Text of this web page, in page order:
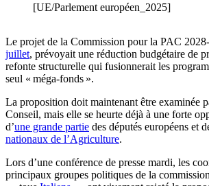
[UE/Parlement européen_2025]
Le projet de la Commission pour la PAC
juillet, prévoyait une réduction budgétaire de
refonte structurelle qui fusionnerait les
seul « méga-fonds ».
La proposition doit maintenant être examinée
Conseil, mais elle se heurte déjà à une forte
d’une grande partie des députés européens et
nationaux de l’Agriculture.
Lors d’une conférence de presse mardi, les
principaux groupes politiques de la